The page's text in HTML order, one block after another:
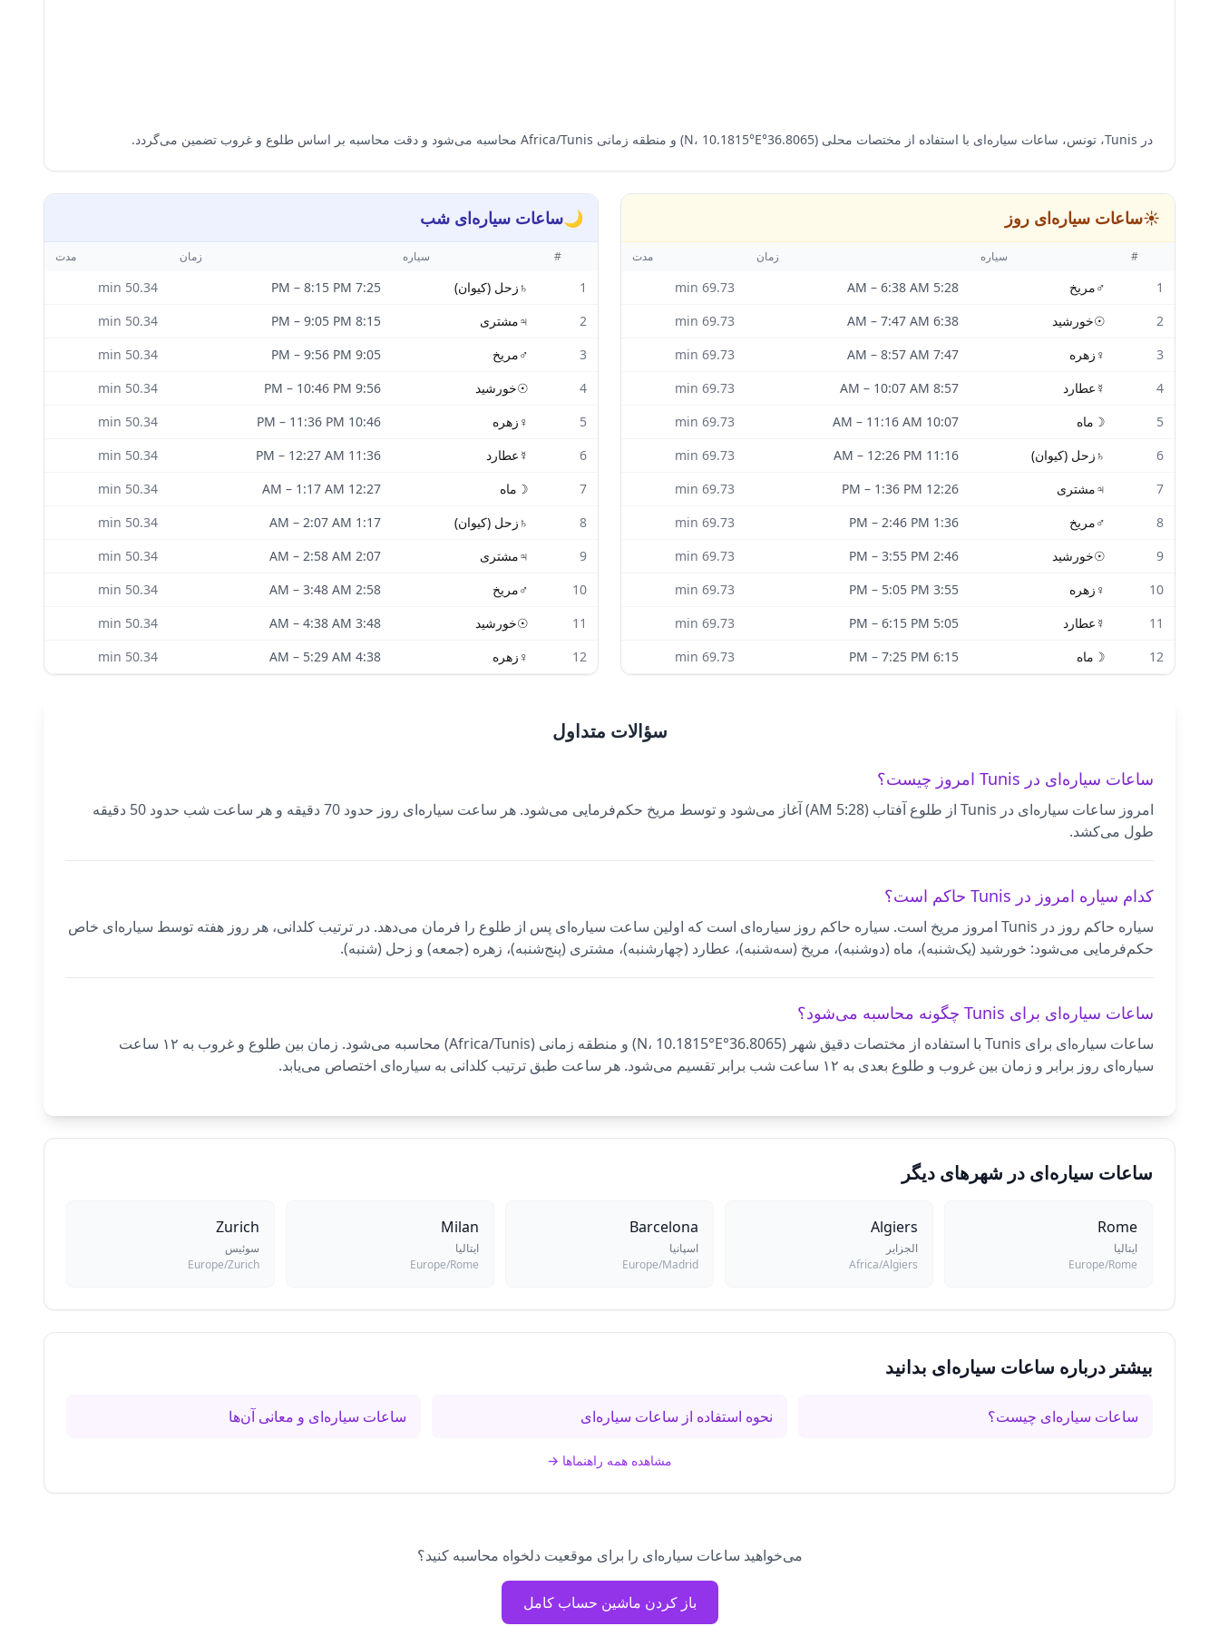
در Tunis، تونس، ساعات سیاره‌ای با استفاده از مختصات محلی (36.8065°N، 10.1815°E) و منطقه زمانی Africa/Tunis محاسبه می‌شود و دقت محاسبه بر اساس طلوع و غروب تضمین می‌گردد.
☀️ساعات سیاره‌ای روز
# سیاره زمان مدت
1
♂مریخ 5:28 AM
– 6:38 AM
69.73
2
☉خورشید 6:38 AM
– 7:47 AM
69.73
3
♀ زهره 7:47 AM
– 8:57 AM
69.73
4
☿ عطارد 8:57 AM
– 10:07 AM
69.73
5
☽ ماه 10:07 AM
– 11:16 AM
69.73
6
♄ زحل (کیوان) 11:16 AM
– 12:26 PM
69.73
7
♃مشتری 12:26 PM
– 1:36 PM
69.73
8
♂مریخ 1:36 PM
– 2:46 PM
69.73
9
☉خورشید 2:46 PM
– 3:55 PM
69.73
10
♀ زهره 3:55 PM
– 5:05 PM
69.73
11
☿ عطارد 5:05 PM
– 6:15 PM
69.73
12
☽ ماه 6:15 PM
– 7:25 PM
69.73
🌙ساعات سیاره‌ای شب
# سیاره زمان مدت
1
♄ زحل (کیوان) 7:25 PM
– 8:15 PM
50.34
2
♃مشتری 8:15 PM
– 9:05 PM
50.34
3
♂مریخ 9:05 PM
– 9:56 PM
50.34
4
☉خورشید 9:56 PM
– 10:46 PM
50.34
5
♀ زهره 10:46 PM
– 11:36 PM
50.34
6
☿ عطارد 11:36 PM
– 12:27 AM
50.34
7
☽ ماه 12:27 AM
– 1:17 AM
50.34
8
♄ زحل (کیوان) 1:17 AM
– 2:07 AM
50.34
9
♃مشتری 2:07 AM
– 2:58 AM
50.34
10
♂مریخ 2:58 AM
– 3:48 AM
50.34
11
☉خورشید 3:48 AM
– 4:38 AM
50.34
12
♀ زهره 4:38 AM
– 5:29 AM
50.34
سؤالات متداول
ساعات سیاره‌ای در Tunis امروز چیست؟
امروز ساعات سیاره‌ای در Tunis از طلوع آفتاب (5:28 AM) آغاز می‌شود و توسط مریخ حکم‌فرمایی می‌شود. هر ساعت سیاره‌ای روز حدود 70 دقیقه و هر ساعت شب حدود 50 دقیقه
طول می‌کشد.
کدام سیاره امروز در Tunis حاکم است؟
سیاره حاکم روز در Tunis امروز مریخ است. سیاره حاکم روز سیاره‌ای است که اولین ساعت سیاره‌ای پس از طلوع را فرمان می‌دهد. در ترتیب کلدانی، هر روز هفته توسط سیاره‌ای خاص
حکم‌فرمایی می‌شود: خورشید (یک‌شنبه)، ماه (دوشنبه)، مریخ (سه‌شنبه)، عطارد (چهارشنبه)، مشتری (پنج‌شنبه)، زهره (جمعه) و زحل (شنبه).
ساعات سیاره‌ای برای Tunis چگونه محاسبه می‌شود؟
ساعات سیاره‌ای برای Tunis با استفاده از مختصات دقیق شهر (36.8065°N، 10.1815°E) و منطقه زمانی (Africa/Tunis) محاسبه می‌شود. زمان بین طلوع و غروب به ۱۲ ساعت
سیاره‌ای روز برابر و زمان بین غروب و طلوع بعدی به ۱۲ ساعت شب برابر تقسیم می‌شود. هر ساعت طبق ترتیب کلدانی به سیاره‌ای اختصاص می‌یابد.
ساعات سیاره‌ای در شهرهای دیگر
Rome
ایتالیا
Europe/Rome
Algiers
الجزایر
Africa/Algiers
Barcelona
اسپانیا
Europe/Madrid
Milan
ایتالیا
Europe/Rome
Zurich
سوئیس
Europe/Zurich
بیشتر درباره ساعات سیاره‌ای بدانید
ساعات سیاره‌ای چیست؟ نحوه استفاده از ساعات سیاره‌ای ساعات سیاره‌ای و معانی آن‌ها
مشاهده همه راهنماها →
می‌خواهید ساعات سیاره‌ای را برای موقعیت دلخواه محاسبه کنید؟
باز کردن ماشین حساب کامل